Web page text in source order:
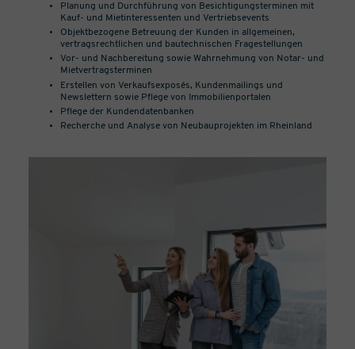
Planung und Durchführung von Besichtigungsterminen mit
Kauf- und Mietinteressenten und Vertriebsevents
Objektbezogene Betreuung der Kunden in allgemeinen,
vertragsrechtlichen und bautechnischen Fragestellungen
Vor- und Nachbereitung sowie Wahrnehmung von Notar- und
Mietvertragsterminen
Erstellen von Verkaufsexposés, Kundenmailings und
Newslettern sowie Pflege von Immobilienportalen
Pflege der Kundendatenbanken
Recherche und Analyse von Neubauprojekten im Rheinland